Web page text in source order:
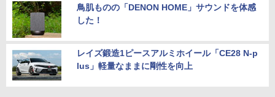
鳥肌ものの「DENON HOME」サウンドを体感
した！
レイズ鍛造1ピースアルミホイール「CE28 N-p
lus」軽量なままに剛性を向上